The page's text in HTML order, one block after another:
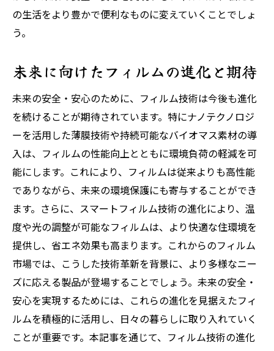
の生活をより豊かで便利なものに変えていくことでしょ
う。
未来に向けたフィルムの進化と期待
未来の安全・安心のために、フィルム技術は今後も進化
を続けることが期待されています。特にナノテクノロジ
ーを活用した薄膜技術や持続可能なバイオマス素材の導
入は、フィルムの性能向上とともに環境負荷の軽減を可
能にします。これにより、フィルムは従来よりも高性能
でありながら、未来の環境保護にも寄与することができ
ます。さらに、スマートフィルム技術の進化により、温
度や光の調整が可能なフィルムは、より快適な住環境を
提供し、省エネ効果も高まります。これからのフィルム
市場では、こうした技術革新を背景に、より多様なニー
ズに応える製品が登場することでしょう。未来の安全・
安心を実現するためには、これらの進化を見据えたフィ
ルムを積極的に活用し、日々の暮らしに取り入れていく
ことが重要です。本記事を通じて、フィルム技術の進化